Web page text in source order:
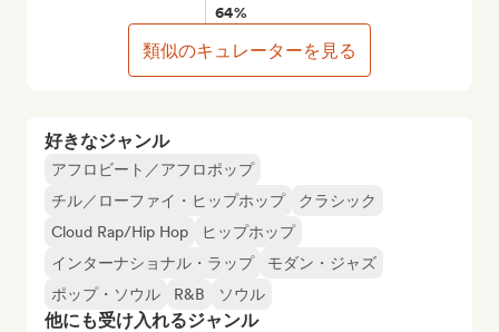
好きなジャンル
アフロビート／アフロポップ
チル／ローファイ・ヒップホップ
クラシック
Cloud Rap/Hip Hop
ヒップホップ
インターナショナル・ラップ
モダン・ジャズ
ポップ・ソウル
R&B ソウル
他にも受け入れるジャンル
64%
類似のキュレーターを見る